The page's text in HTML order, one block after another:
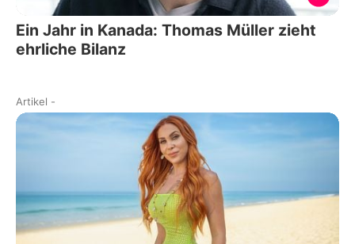
Ein Jahr in Kanada: Thomas Müller zieht
ehrliche Bilanz
Artikel -